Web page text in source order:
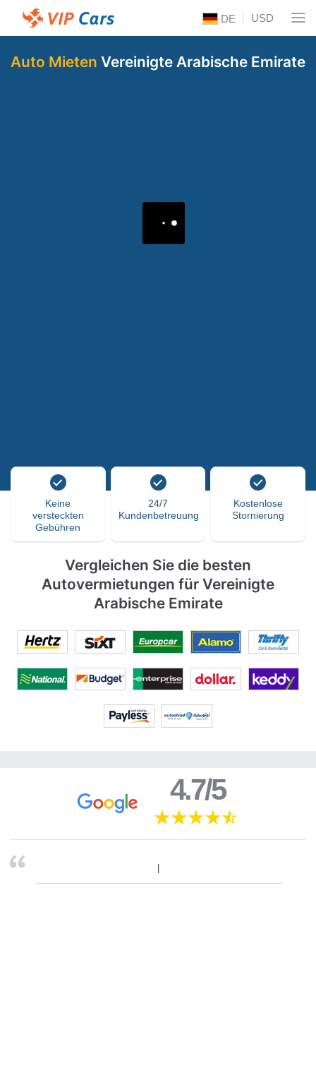
DE USD
Auto Mieten Vereinigte Arabische Emirate
Keine
versteckten
Gebühren
24/7
Kundenbetreuung
Kostenlose
Stornierung
Vergleichen Sie die besten
Autovermietungen für Vereinigte
Arabische Emirate
4.7/5